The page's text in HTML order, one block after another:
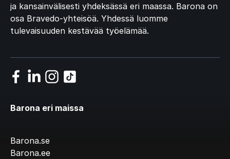
ja kansainvälisesti yhdeksässä eri maassa. Barona on
osa Bravedo-yhteisöä. Yhdessä luomme
tulevaisuuden kestävää työelämää.
Barona eri maissa
Barona.se
Barona.ee